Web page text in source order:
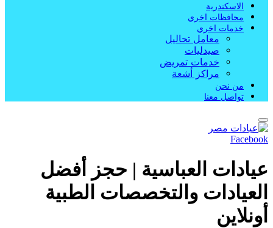
الاسكندرية
محافظات اخري
خدمات اخري
معامل تحاليل
صيدليات
خدمات تمريض
مراكز أشعة
من نحن
تواصل معنا
Facebook
عيادات العباسية | حجز أفضل
العيادات والتخصصات الطبية
أونلاين